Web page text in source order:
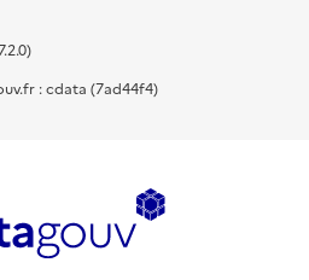
: cdata (7ad44f4)